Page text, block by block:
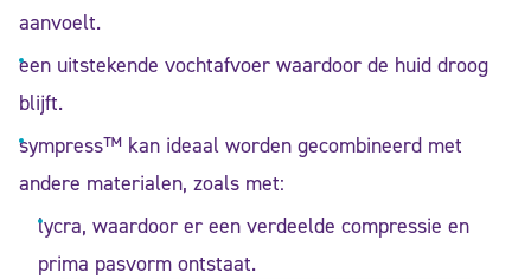
aanvoelt.
een uitstekende vochtafvoer waardoor de huid droog
blijft.
sympress™ kan ideaal worden gecombineerd met
andere materialen, zoals met:
lycra, waardoor er een verdeelde compressie en
prima pasvorm ontstaat.